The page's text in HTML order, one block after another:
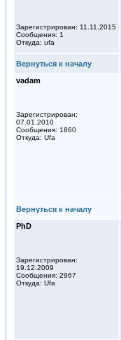
Зарегистрирован: 11.11.2015
Сообщения: 1
Откуда: ufa
Вернуться к началу
vadam
Зарегистрирован:
07.01.2010
Сообщения: 1860
Откуда: Ufa
Вернуться к началу
PhD
Зарегистрирован:
19.12.2009
Сообщения: 2967
Откуда: Ufa